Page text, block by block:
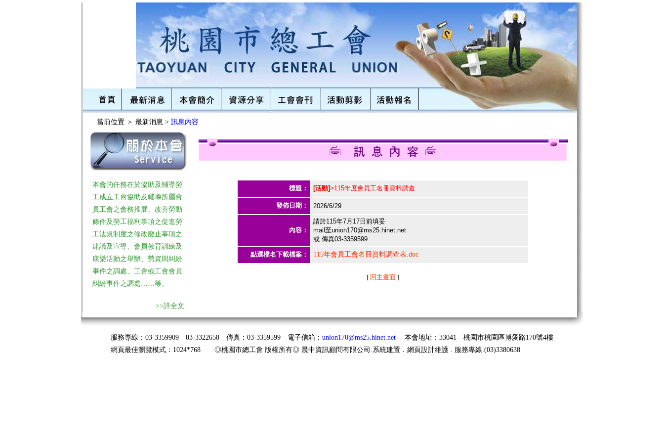
當前位置 ＞ 最新消息 > 訊息內容
本會的任務在於協助及輔導勞
工成立工會協助及輔導所屬會
員工會之會務推展、改善勞動
條件及勞工福利事項之促進勞
工法規制度之修改廢止事項之
建議及宣導、會員教育訓練及
康樂活動之舉辦、勞資間糾紛
事件之調處、工會或工會會員
糾紛事件之調處……等。
>>詳全文
標題： [活動]>115年度會員工名冊資料調查
發佈日期： 2026/6/29
內容：
請於115年7月17日前填妥
mail至union170@ms25.hinet.net
或 傳真03-3359599
點選檔名下載檔案： 115年會員工會名冊資料調查表.doc
[ 回主畫面 ]
服務專線：03-3359909 03-3322658 傳真：03-3359599 電子信箱： union170@ms25.hinet.net
本會地址：33041 桃園市桃園區博愛路170號4樓
網頁最佳瀏覽模式：1024*768 ◎桃園市總工會 版權所有◎ 晨中資訊顧問有限公司:系統建置．網頁設計維護 . 服務專線:(03)3380638